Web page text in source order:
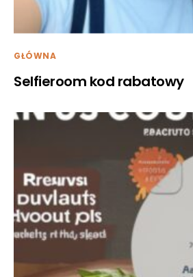
GŁÓWNA
Selfieroom kod rabatowy